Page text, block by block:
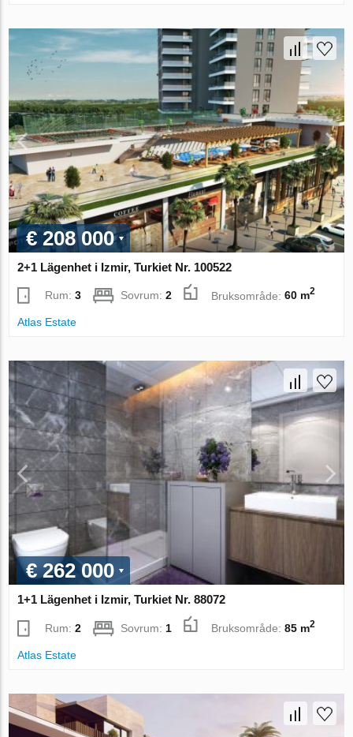
€ 208 000
2+1 Lägenhet i Izmir, Turkiet Nr. 100522
Rum:3 Sovrum:2 Bruksområde:60 m2
Atlas Estate
€ 262 000
1+1 Lägenhet i Izmir, Turkiet Nr. 88072
Rum:2 Sovrum: 1 Bruksområde:85 m2
Atlas Estate